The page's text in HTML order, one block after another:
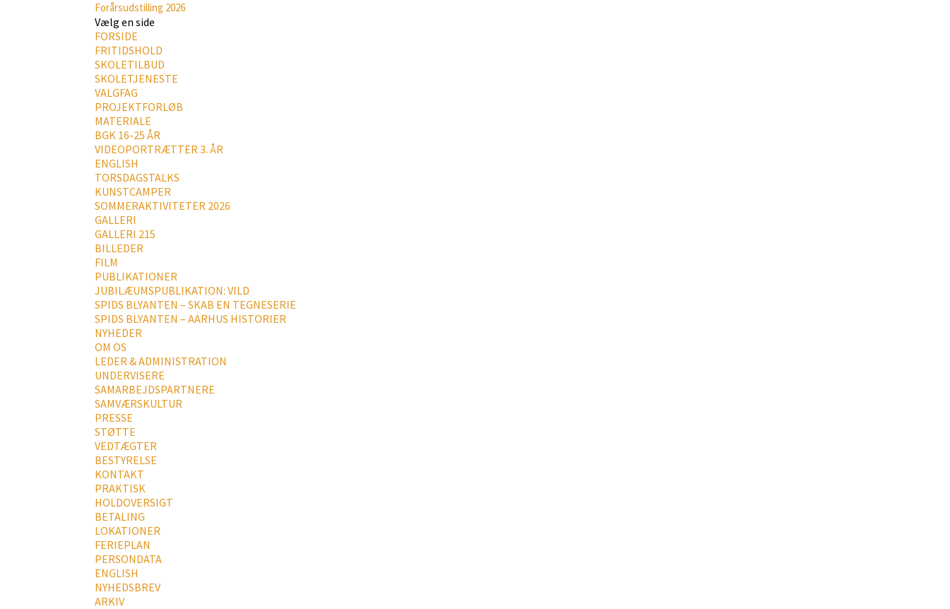
Forårsudstilling 2026
Vælg en side
FORSIDE
FRITIDSHOLD
SKOLETILBUD
SKOLETJENESTE
VALGFAG
PROJEKTFORLØB
MATERIALE
BGK 16-25 ÅR
VIDEOPORTRÆTTER 3. ÅR
ENGLISH
TORSDAGSTALKS
KUNSTCAMPER
SOMMERAKTIVITETER 2026
GALLERI
GALLERI 215
BILLEDER
FILM
PUBLIKATIONER
JUBILÆUMSPUBLIKATION: VILD
SPIDS BLYANTEN – SKAB EN TEGNESERIE
SPIDS BLYANTEN – AARHUS HISTORIER
NYHEDER
OM OS
LEDER & ADMINISTRATION
UNDERVISERE
SAMARBEJDSPARTNERE
SAMVÆRSKULTUR
PRESSE
STØTTE
VEDTÆGTER
BESTYRELSE
KONTAKT
PRAKTISK
HOLDOVERSIGT
BETALING
LOKATIONER
FERIEPLAN
PERSONDATA
ENGLISH
NYHEDSBREV
ARKIV